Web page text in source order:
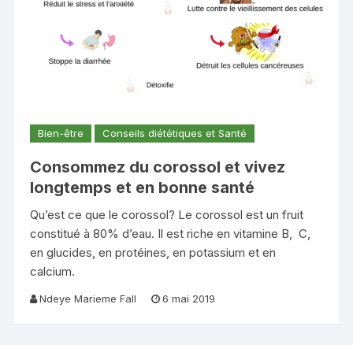
Bien-être Conseils diététiques et Santé
Consommez du corossol et vivez
longtemps et en bonne santé
Qu’est ce que le corossol? Le corossol est un fruit
constitué à 80% d’eau. Il est riche en vitamine B, C,
en glucides, en protéines, en potassium et en
calcium.
Ndeye Marieme Fall 6 mai 2019